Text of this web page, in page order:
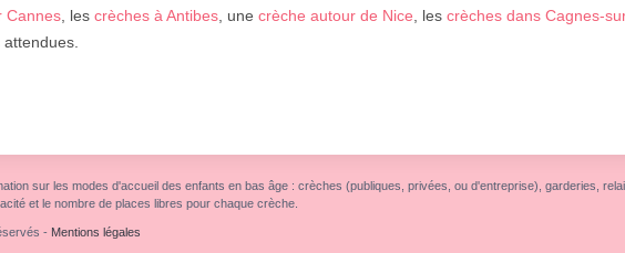
Cannes, les crèches à Antibes, une crèche autour de Nice, les crèches dans Cagnes-
sur les modes d'accueil des enfants en bas âge : crèches (publiques, privées, ou d'entreprise), garderies,
et le nombre de places libres pour chaque crèche.
- Mentions légales